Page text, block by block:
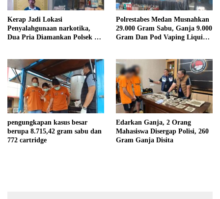
Kerap Jadi Lokasi
Penyalahgunaan narkotika,
Dua Pria Diamankan Polsek Air
Polrestabes Medan Musnahkan
29.000 Gram Sabu, Ganja 9.000
Gram Dan Pod Vaping Liquid
pengungkapan kasus besar
berupa 8.715,42 gram sabu dan
772 cartridge
Edarkan Ganja, 2 Orang
Mahasiswa Disergap Polisi, 260
Gram Ganja Disita